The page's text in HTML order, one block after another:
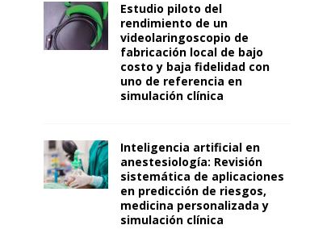
Estudio piloto del
rendimiento de un
videolaringoscopio de
fabricación local de bajo
costo y baja fidelidad con
uno de referencia en
simulación clínica
Inteligencia artificial en
anestesiología: Revisión
sistemática de aplicaciones
en predicción de riesgos,
medicina personalizada y
simulación clínica